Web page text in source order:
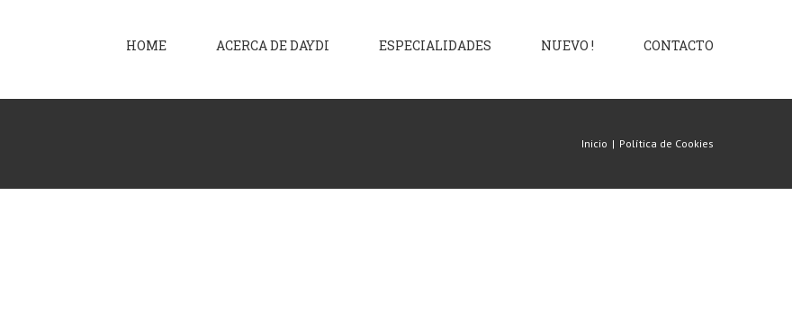
HOME ACERCA DE DAYDI ESPECIALIDADES NUEVO ! CONTACTO
Inicio | Política de Cookies